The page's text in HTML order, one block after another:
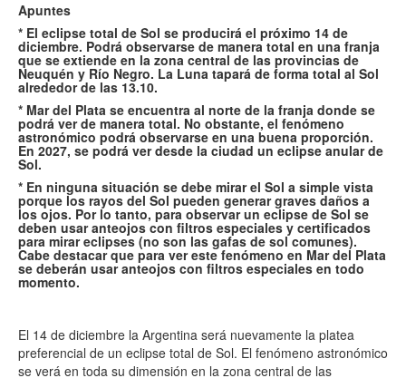
Apuntes
* El eclipse total de Sol se producirá el próximo 14 de
diciembre. Podrá observarse de manera total en una franja
que se extiende en la zona central de las provincias de
Neuquén y Río Negro. La Luna tapará de forma total al Sol
alrededor de las 13.10.
* Mar del Plata se encuentra al norte de la franja donde se
podrá ver de manera total. No obstante, el fenómeno
astronómico podrá observarse en una buena proporción.
En 2027, se podrá ver desde la ciudad un eclipse anular de
Sol.
* En ninguna situación se debe mirar el Sol a simple vista
porque los rayos del Sol pueden generar graves daños a
los ojos. Por lo tanto, para observar un eclipse de Sol se
deben usar anteojos con filtros especiales y certificados
para mirar eclipses (no son las gafas de sol comunes).
Cabe destacar que para ver este fenómeno en Mar del Plata
se deberán usar anteojos con filtros especiales en todo
momento.
El 14 de diciembre la Argentina será nuevamente la platea
preferencial de un eclipse total de Sol. El fenómeno astronómico
se verá en toda su dimensión en la zona central de las